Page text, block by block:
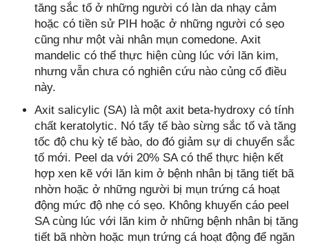
tăng sắc tố ở những người có làn da nhạy cảm
hoặc có tiền sử PIH hoặc ở những người có sẹo
cũng như một vài nhân mụn comedone. Axit
mandelic có thể thực hiện cùng lúc với lăn kim,
nhưng vẫn chưa có nghiên cứu nào củng cố điều
này.
Axit salicylic (SA) là một axit beta-hydroxy có tính
chất keratolytic. Nó tẩy tế bào sừng sắc tố và tăng
tốc độ chu kỳ tế bào, do đó giảm sự di chuyển sắc
tố mới. Peel da với 20% SA có thể thực hiện kết
hợp xen kẽ với lăn kim ở bệnh nhân bị tăng tiết bã
nhờn hoặc ở những người bị mụn trứng cá hoạt
động mức độ nhẹ có sẹo. Không khuyến cáo peel
SA cùng lúc với lăn kim ở những bệnh nhân bị tăng
tiết bã nhờn hoặc mụn trứng cá hoạt động để ngăn